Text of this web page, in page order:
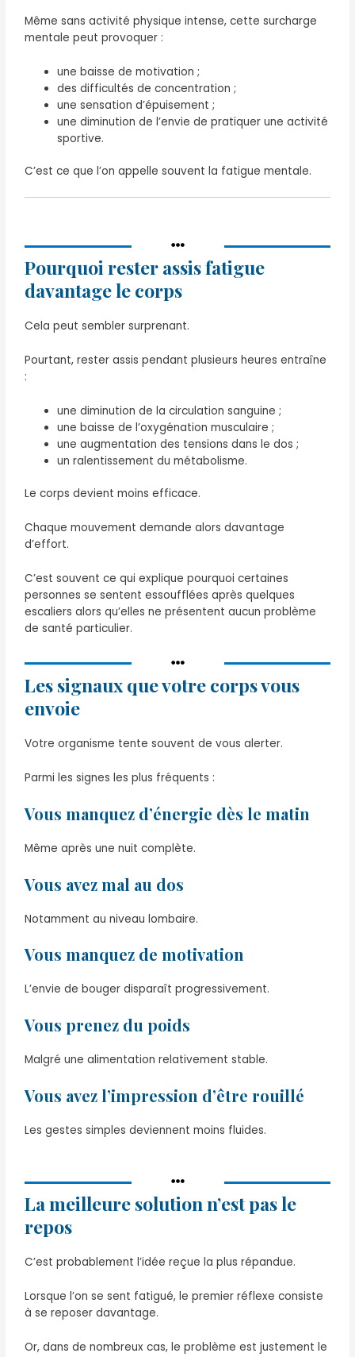
Même sans activité physique intense, cette surcharge
mentale peut provoquer :
une baisse de motivation ;
des difficultés de concentration ;
une sensation d’épuisement ;
une diminution de l’envie de pratiquer une activité
sportive.
C’est ce que l’on appelle souvent la fatigue mentale.
Pourquoi rester assis fatigue
davantage le corps
Cela peut sembler surprenant.
Pourtant, rester assis pendant plusieurs heures entraîne
:
une diminution de la circulation sanguine ;
une baisse de l’oxygénation musculaire ;
une augmentation des tensions dans le dos ;
un ralentissement du métabolisme.
Le corps devient moins efficace.
Chaque mouvement demande alors davantage
d’effort.
C’est souvent ce qui explique pourquoi certaines
personnes se sentent essoufflées après quelques
escaliers alors qu’elles ne présentent aucun problème
de santé particulier.
Les signaux que votre corps vous
envoie
Votre organisme tente souvent de vous alerter.
Parmi les signes les plus fréquents :
Vous manquez d’énergie dès le matin
Même après une nuit complète.
Vous avez mal au dos
Notamment au niveau lombaire.
Vous manquez de motivation
L’envie de bouger disparaît progressivement.
Vous prenez du poids
Malgré une alimentation relativement stable.
Vous avez l’impression d’être rouillé
Les gestes simples deviennent moins fluides.
La meilleure solution n’est pas le
repos
C’est probablement l’idée reçue la plus répandue.
Lorsque l’on se sent fatigué, le premier réflexe consiste
à se reposer davantage.
Or, dans de nombreux cas, le problème est justement le